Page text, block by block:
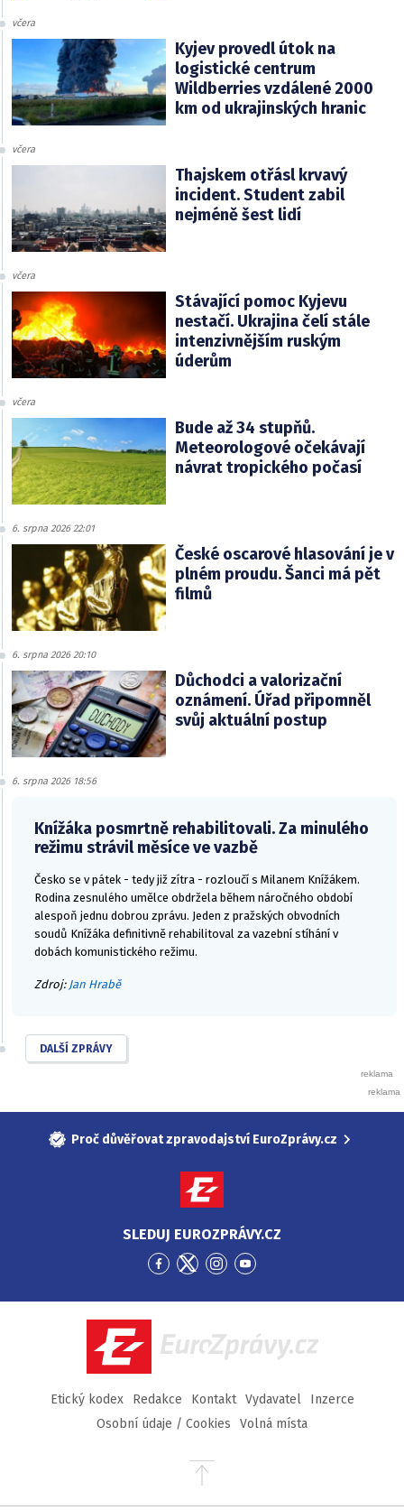
včera
Kyjev provedl útok na
logistické centrum
Wildberries vzdálené 2000
km od ukrajinských hranic
včera
Thajskem otřásl krvavý
incident. Student zabil
nejméně šest lidí
včera
Stávající pomoc Kyjevu
nestačí. Ukrajina čelí stále
intenzivnějším ruským
úderům
včera
Bude až 34 stupňů.
Meteorologové očekávají
návrat tropického počasí
6. srpna 2026 22:01
České oscarové hlasování je v
plném proudu. Šanci má pět
filmů
6. srpna 2026 20:10
Důchodci a valorizační
oznámení. Úřad připomněl
svůj aktuální postup
6. srpna 2026 18:56
Knížáka posmrtně rehabilitovali. Za minulého
režimu strávil měsíce ve vazbě
Česko se v pátek - tedy již zítra - rozloučí s Milanem Knížákem.
Rodina zesnulého umělce obdržela během náročného období
alespoň jednu dobrou zprávu. Jeden z pražských obvodních
soudů Knížáka definitivně rehabilitoval za vazební stíhání v
dobách komunistického režimu.
Zdroj: Jan Hrabě
DALŠÍ ZPRÁVY
Proč důvěřovat zpravodajství EuroZprávy.cz
SLEDUJ EUROZPRÁVY.CZ
Přejít
Facebook
Přejít
Twitter
Přejít
Instagram
Přejít
YouTube
EuroZprávy.cz
Etický kodex Redakce Kontakt Vydavatel
Inzerce
Osobní údaje / Cookies
Volná místa
Přejít